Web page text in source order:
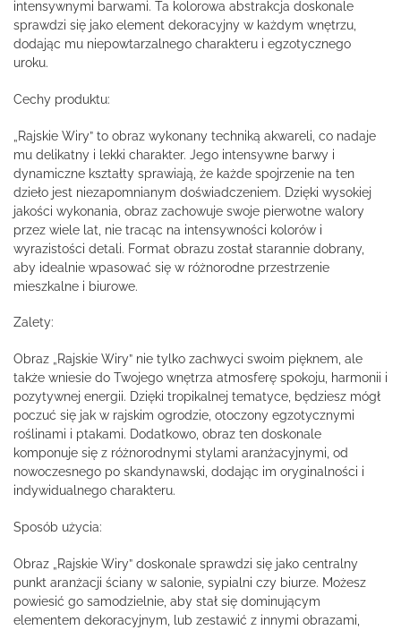
intensywnymi barwami. Ta kolorowa abstrakcja doskonale
sprawdzi się jako element dekoracyjny w każdym wnętrzu,
dodając mu niepowtarzalnego charakteru i egzotycznego
uroku.
Cechy produktu:
„Rajskie Wiry” to obraz wykonany techniką akwareli, co nadaje
mu delikatny i lekki charakter. Jego intensywne barwy i
dynamiczne kształty sprawiają, że każde spojrzenie na ten
dzieło jest niezapomnianym doświadczeniem. Dzięki wysokiej
jakości wykonania, obraz zachowuje swoje pierwotne walory
przez wiele lat, nie tracąc na intensywności kolorów i
wyrazistości detali. Format obrazu został starannie dobrany,
aby idealnie wpasować się w różnorodne przestrzenie
mieszkalne i biurowe.
Zalety:
Obraz „Rajskie Wiry” nie tylko zachwyci swoim pięknem, ale
także wniesie do Twojego wnętrza atmosferę spokoju, harmonii i
pozytywnej energii. Dzięki tropikalnej tematyce, będziesz mógł
poczuć się jak w rajskim ogrodzie, otoczony egzotycznymi
roślinami i ptakami. Dodatkowo, obraz ten doskonale
komponuje się z różnorodnymi stylami aranżacyjnymi, od
nowoczesnego po skandynawski, dodając im oryginalności i
indywidualnego charakteru.
Sposób użycia:
Obraz „Rajskie Wiry” doskonale sprawdzi się jako centralny
punkt aranżacji ściany w salonie, sypialni czy biurze. Możesz
powiesić go samodzielnie, aby stał się dominującym
elementem dekoracyjnym, lub zestawić z innymi obrazami,